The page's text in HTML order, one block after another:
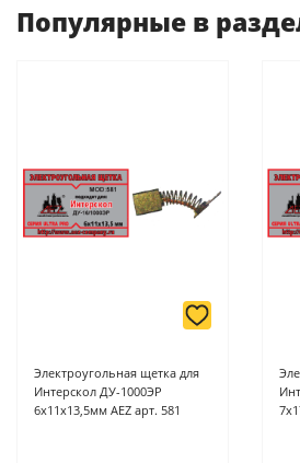
Подробнее о способах оплаты можно
Популярные в
Электроугольная щетка для
Интерскол ДУ-1000ЭР
6х11х13,5мм AEZ арт. 581